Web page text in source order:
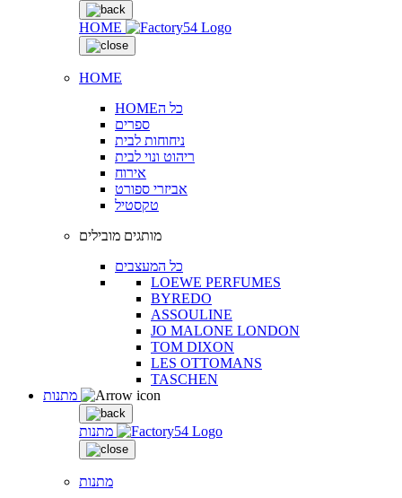
HOME
HOME
HOMEכל ה
ספרים
ניחוחות לבית
ריהוט ונוי לבית
אירוח
אביזרי ספורט
טקסטיל
מותגים מובילים
כל המעצבים
LOEWE PERFUMES
BYREDO
ASSOULINE
JO MALONE LONDON
TOM DIXON
LES OTTOMANS
TASCHEN
מתנות
מתנות